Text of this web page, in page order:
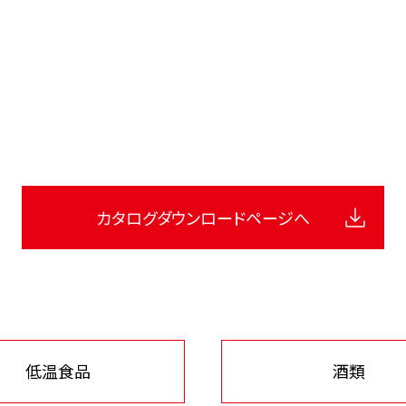
カタログダウンロードページへ
低温食品 酒類